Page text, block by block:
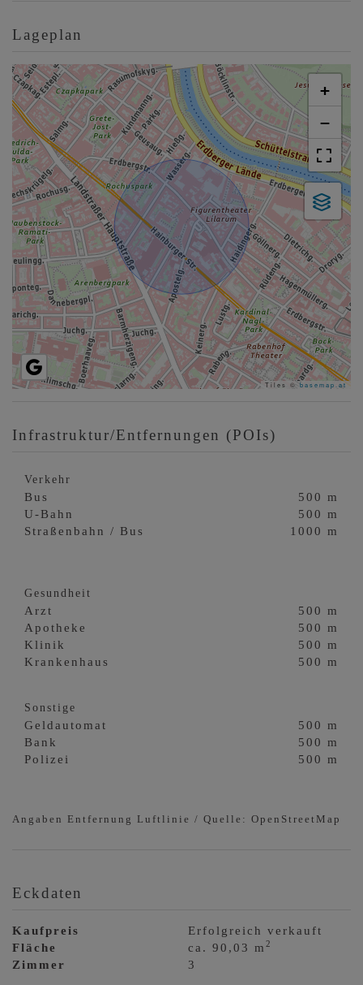
Lageplan
+
−
Tiles © basemap.at
Infrastruktur/Entfernungen (POIs)
Verkehr
Bus
500 m
U-Bahn
500 m
Straßenbahn / Bus
1000 m
Gesundheit
Arzt
500 m
Apotheke
500 m
Klinik
500 m
Krankenhaus
500 m
Sonstige
Geldautomat
500 m
Bank
500 m
Polizei
500 m
Angaben Entfernung Luftlinie / Quelle: OpenStreetMap
Eckdaten
Kaufpreis
Erfolgreich verkauft
Fläche
ca. 90,03 m2
Zimmer 3